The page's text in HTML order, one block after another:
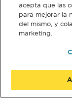
acepta que las
para mejorar la
del mismo, y
marketing.